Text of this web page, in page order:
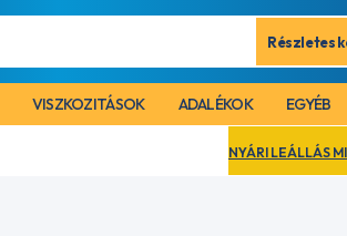
Részletes
VISZKOZITÁSOK ADALÉKOK EGYÉB
NYÁRI LEÁLLÁS MIATT CÉGÜNK